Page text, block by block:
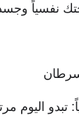
نفسياً
تبدو اليوم